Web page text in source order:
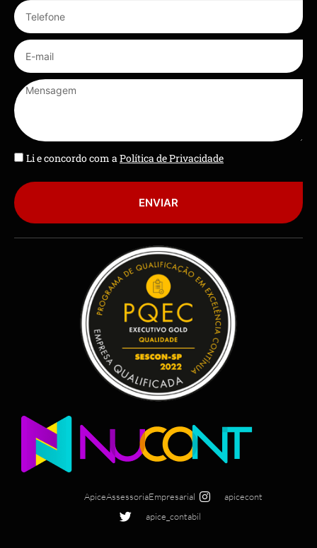
Li e concordo com aPolítica de Privacidade
ENVIAR
ApiceAssessoriaEmpresarial
apicecont
apice_contabil